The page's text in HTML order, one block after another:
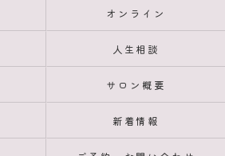
オンライン
人生相談
サロン概要
新着情報